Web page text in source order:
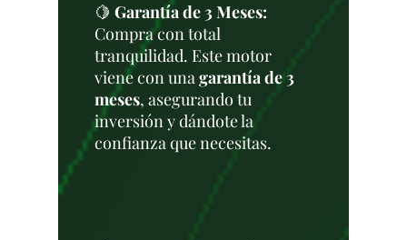
🍋 Garantía de 3 Meses:
Compra con total
tranquilidad. Este motor
viene con unagarantía de 3
meses, asegurando tu
inversión y dándote la
confianza que necesitas.